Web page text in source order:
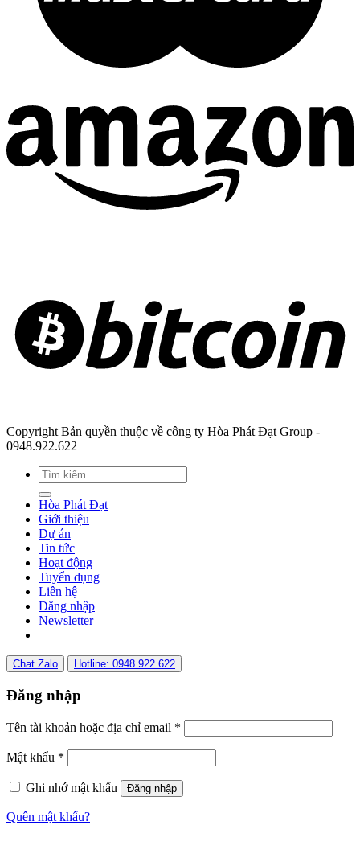
Copyright Bản quyền thuộc về công ty Hòa Phát Đạt Group -
0948.922.622
Hòa Phát Đạt
Giới thiệu
Dự án
Tin tức
Hoạt động
Tuyển dụng
Liên hệ
Đăng nhập
Newsletter
Chat Zalo Hotline: 0948.922.622
Đăng nhập
Tên tài khoản hoặc địa chỉ email *
Mật khẩu *
Ghi nhớ mật khẩu Đăng nhập
Quên mật khẩu?